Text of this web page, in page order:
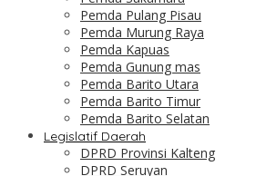
Pemda Pulang Pisau
Pemda Murung Raya
Pemda Kapuas
Pemda Gunung mas
Pemda Barito Utara
Pemda Barito Timur
Pemda Barito Selatan
Legislatif Daerah
DPRD Provinsi Kalteng
DPRD Seruyan